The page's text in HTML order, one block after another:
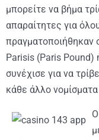
μπορείτε να βήμα
απαραίτητες για
πραγματοποιήθηκαν
Parisis (Paris Pound)
συνέχισε για να
κάθε άλλο